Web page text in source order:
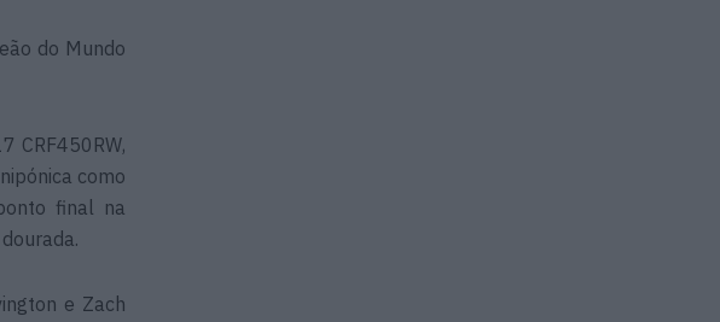
do Mundo
CRF450RW,
como
final na
e Zach